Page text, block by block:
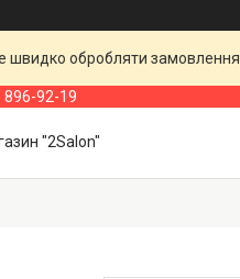
швидко обробляти замовлення
896-92-19
"2Salon"